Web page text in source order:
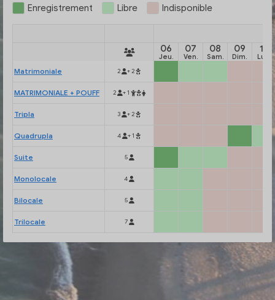
Enregistrement Libre Indisponible
06
Jeu.
07
Ven.
08
Sam.
09
Dim.
10
Lun.
Matrimoniale 2 + 2
MATRIMONIALE + POUFF 2 + 1
Tripla 3 + 2
Quadrupla 4 + 1
Suite 5
Monolocale 4
Bilocale 5
Trilocale 7